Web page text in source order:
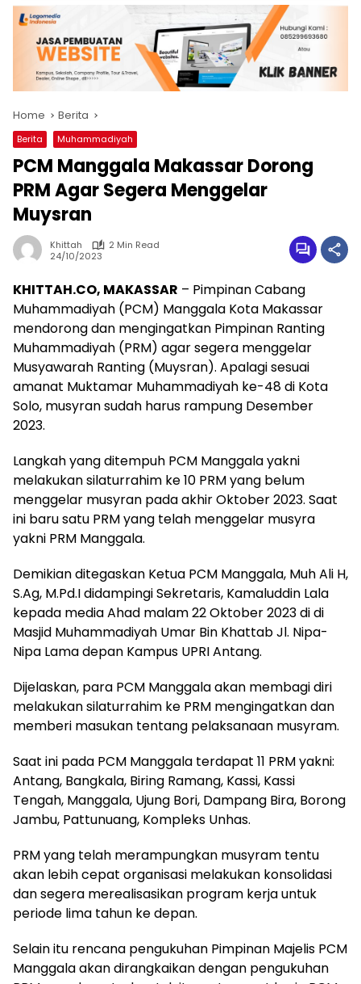
Home Berita
Berita Muhammadiyah
PCM Manggala Makassar Dorong
PRM Agar Segera Menggelar
Muysran
Khittah
2 Min Read
24/10/2023
KHITTAH.CO, MAKASSAR – Pimpinan Cabang
Muhammadiyah (PCM) Manggala Kota Makassar
mendorong dan mengingatkan Pimpinan Ranting
Muhammadiyah (PRM) agar segera menggelar
Musyawarah Ranting (Muysran). Apalagi sesuai
amanat Muktamar Muhammadiyah ke-48 di Kota
Solo, musyran sudah harus rampung Desember
2023.
Langkah yang ditempuh PCM Manggala yakni
melakukan silaturrahim ke 10 PRM yang belum
menggelar musyran pada akhir Oktober 2023. Saat
ini baru satu PRM yang telah menggelar musyra
yakni PRM Manggala.
Demikian ditegaskan Ketua PCM Manggala, Muh Ali H,
S.Ag, M.Pd.I didampingi Sekretaris, Kamaluddin Lala
kepada media Ahad malam 22 Oktober 2023 di di
Masjid Muhammadiyah Umar Bin Khattab Jl. Nipa-
Nipa Lama depan Kampus UPRI Antang.
Dijelaskan, para PCM Manggala akan membagi diri
melakukan silaturrahim ke PRM mengingatkan dan
memberi masukan tentang pelaksanaan musyram.
Saat ini pada PCM Manggala terdapat 11 PRM yakni:
Antang, Bangkala, Biring Ramang, Kassi, Kassi
Tengah, Manggala, Ujung Bori, Dampang Bira, Borong
Jambu, Pattunuang, Kompleks Unhas.
PRM yang telah merampungkan musyram tentu
akan lebih cepat organisasi melakukan konsolidasi
dan segera merealisasikan program kerja untuk
periode lima tahun ke depan.
Selain itu rencana pengukuhan Pimpinan Majelis PCM
Manggala akan dirangkaikan dengan pengukuhan